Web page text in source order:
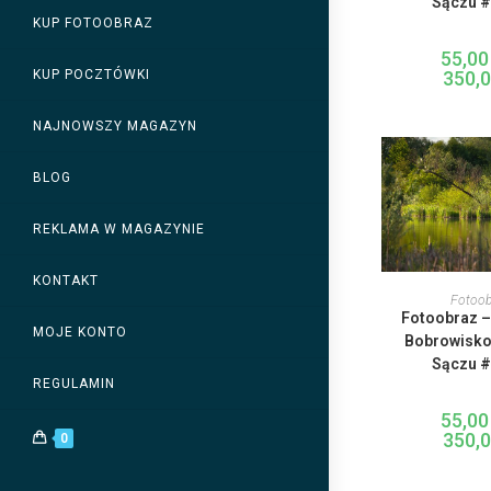
KUP FOTOOBRAZ
KUP POCZTÓWKI
NAJNOWSZY MAGAZYN
BLOG
REKLAMA W MAGAZYNIE
KONTAKT
MOJE KONTO
REGULAMIN
0
55,00
Fotoobraz
Sączu
55,00